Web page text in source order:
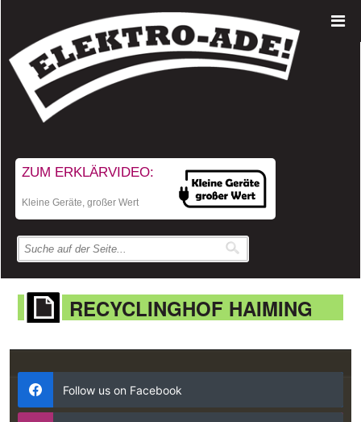
ZUM ERKLÄRVIDEO:
Kleine Geräte, großer Wert
RECYCLINGHOF HAIMING
Follow us on Facebook